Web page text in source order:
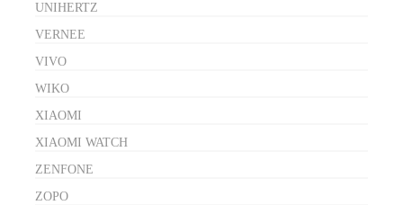
UNIHERTZ
VERNEE
VIVO
WIKO
XIAOMI
XIAOMI WATCH
ZENFONE
ZOPO